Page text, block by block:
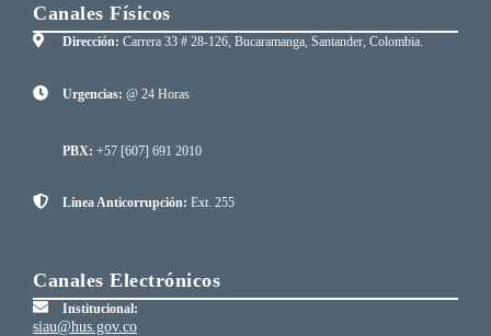
Canales Físicos
Dirección: Carrera 33 # 28-126, Bucaramanga, Santander, Colombia.
Urgencias: @ 24 Horas
PBX: +57 [607] 691 2010
Línea Anticorrupción: Ext. 255
Canales Electrónicos
Institucional:
siau@hus.gov.co